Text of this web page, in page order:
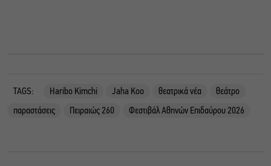
TAGS: Haribo Kimchi Jaha Koo θεατρικά νέα
θεάτρο
παραστάσεις
Πειραιώς 260 Φεστιβάλ Αθηνών Επιδαύρου 2026